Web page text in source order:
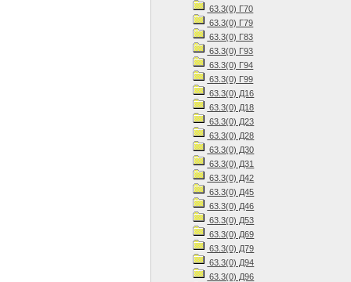
63.3(0) Г70
63.3(0) Г79
63.3(0) Г83
63.3(0) Г93
63.3(0) Г94
63.3(0) Г99
63.3(0) Д16
63.3(0) Д18
63.3(0) Д23
63.3(0) Д28
63.3(0) Д30
63.3(0) Д31
63.3(0) Д42
63.3(0) Д45
63.3(0) Д46
63.3(0) Д53
63.3(0) Д69
63.3(0) Д79
63.3(0) Д94
63.3(0) Д96